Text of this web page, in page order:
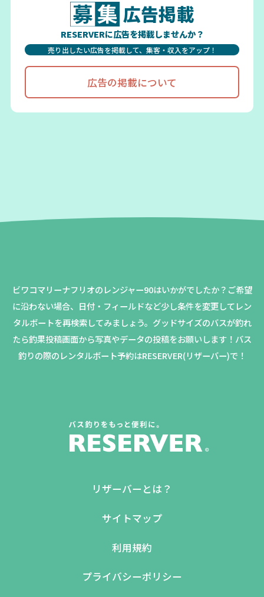
広告掲載
RESERVERに広告を掲載しませんか？
売り出したい広告を掲載して、集客・収入をアップ！
広告の掲載について
ビワコマリーナフリオのレンジャー90はいかがでしたか？ ご希望
に沿わない場合、日付・フィールドなど少し条件を変更してレン
タルボートを再検索してみましょう。 グッドサイズのバスが釣れ
たら釣果投稿画面から写真やデータの投稿をお願いします！バス
釣りの際のレンタルボート予約はRESERVER(リザーバー)で！
リザーバーとは？
サイトマップ
利用規約
プライバシーポリシー